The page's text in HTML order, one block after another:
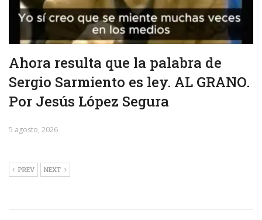
Ahora resulta que la palabra de
Sergio Sarmiento es ley. AL GRANO.
Por Jesús López Segura
5 agosto, 2026
PREV NEXT